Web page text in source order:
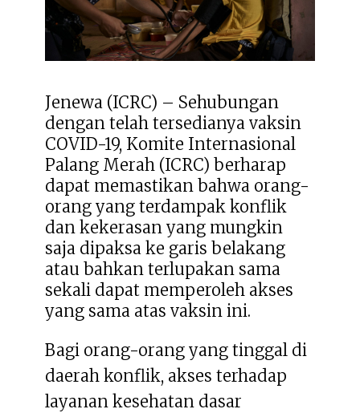
Jenewa (ICRC) – Sehubungan
dengan telah tersedianya vaksin
COVID-19, Komite Internasional
Palang Merah (ICRC) berharap
dapat memastikan bahwa orang-
orang yang terdampak konflik
dan kekerasan yang mungkin
saja dipaksa ke garis belakang
atau bahkan terlupakan sama
sekali dapat memperoleh akses
yang sama atas vaksin ini.
Bagi orang-orang yang tinggal di
daerah konflik, akses terhadap
layanan kesehatan dasar